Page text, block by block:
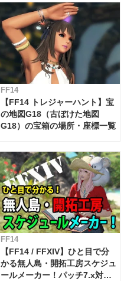
FF14
【FF14 トレジャーハント】宝
の地図G18（古ぼけた地図
G18）の宝箱の場所・座標一覧
FF14
【FF14 / FFXIV】ひと目で分
かる無人島・開拓工房スケジュ
ールメーカー！パッチ7.x対応